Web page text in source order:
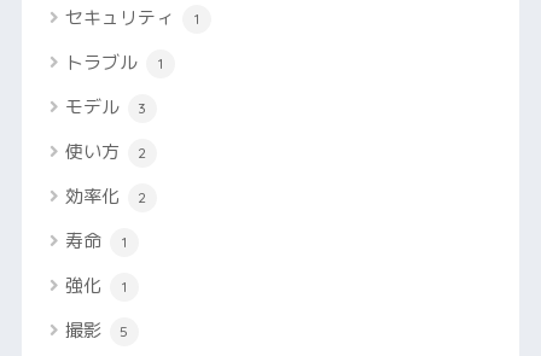
セキュリティ 1
トラブル 1
モデル 3
使い方 2
効率化 2
寿命 1
強化 1
撮影 5